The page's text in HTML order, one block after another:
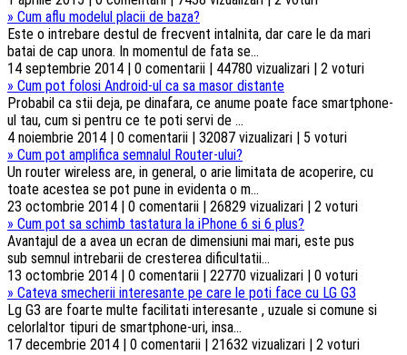
» Cum aflu modelul placii de baza?
Este o intrebare destul de frecvent intalnita, dar care le da mari
batai de cap unora. In momentul de fata se...
14 septembrie 2014 | 0 comentarii | 44780 vizualizari | 2 voturi
» Cum pot folosi Android-ul ca sa masor distante
Probabil ca stii deja, pe dinafara, ce anume poate face smartphone-
ul tau, cum si pentru ce te poti servi de ...
4 noiembrie 2014 | 0 comentarii | 32087 vizualizari | 5 voturi
» Cum pot amplifica semnalul Router-ului?
Un router wireless are, in general, o arie limitata de acoperire, cu
toate acestea se pot pune in evidenta o m...
23 octombrie 2014 | 0 comentarii | 26829 vizualizari | 2 voturi
» Cum pot sa schimb tastatura la iPhone 6 si 6 plus?
Avantajul de a avea un ecran de dimensiuni mai mari, este pus
sub semnul intrebarii de cresterea dificultatii...
13 octombrie 2014 | 0 comentarii | 22770 vizualizari | 0 voturi
» Cateva smecherii interesante pe care le poti face cu LG G3
Lg G3 are foarte multe facilitati interesante , uzuale si comune si
celorlaltor tipuri de smartphone-uri, insa...
17 decembrie 2014 | 0 comentarii | 21632 vizualizari | 2 voturi